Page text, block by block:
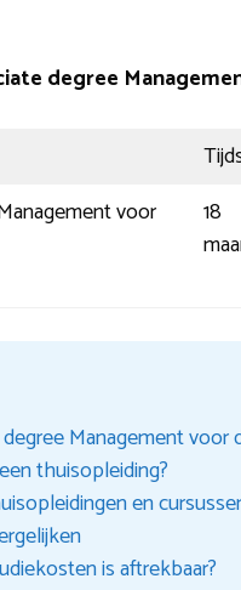
degree
voor
18
Management
thuisopleiding?
en
is aftrekbaar?